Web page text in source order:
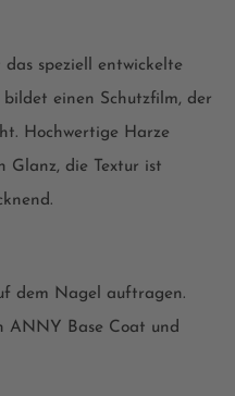
speziell entwickelte
bildet einen Schutzfilm, der
Hochwertige Harze
Glanz, die Textur ist
dem Nagel auftragen.
ANNY Base Coat und